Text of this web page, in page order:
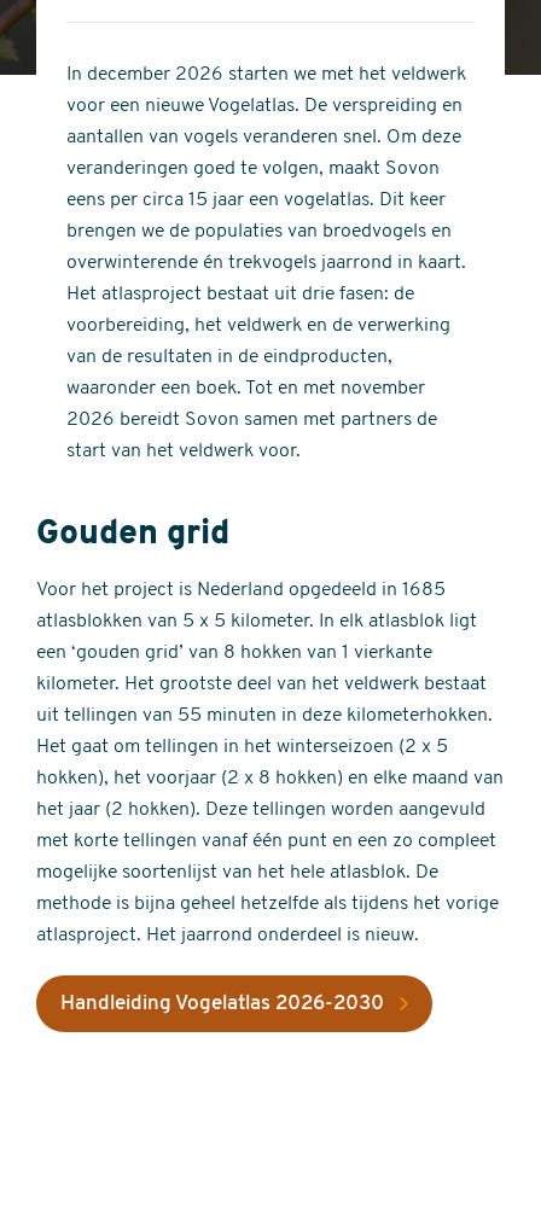
stars
of
stars
In december 2026 starten we met het veldwerk
voor een nieuwe Vogelatlas. De verspreiding en
aantallen van vogels veranderen snel. Om deze
veranderingen goed te volgen, maakt Sovon
eens per circa 15 jaar een vogelatlas. Dit keer
brengen we de populaties van broedvogels en
overwinterende én trekvogels jaarrond in kaart.
Het atlasproject bestaat uit drie fasen: de
voorbereiding, het veldwerk en de verwerking
van de resultaten in de eindproducten,
waaronder een boek. Tot en met november
2026 bereidt Sovon samen met partners de
start van het veldwerk voor.
Gouden grid
Voor het project is Nederland opgedeeld in 1685
atlasblokken van 5 x 5 kilometer. In elk atlasblok ligt
een ‘gouden grid’ van 8 hokken van 1 vierkante
kilometer. Het grootste deel van het veldwerk bestaat
uit tellingen van 55 minuten in deze kilometerhokken.
Het gaat om tellingen in het winterseizoen (2 x 5
hokken), het voorjaar (2 x 8 hokken) en elke maand van
het jaar (2 hokken). Deze tellingen worden aangevuld
met korte tellingen vanaf één punt en een zo compleet
mogelijke soortenlijst van het hele atlasblok. De
methode is bijna geheel hetzelfde als tijdens het vorige
atlasproject. Het jaarrond onderdeel is nieuw.
Handleiding Vogelatlas 2026-2030